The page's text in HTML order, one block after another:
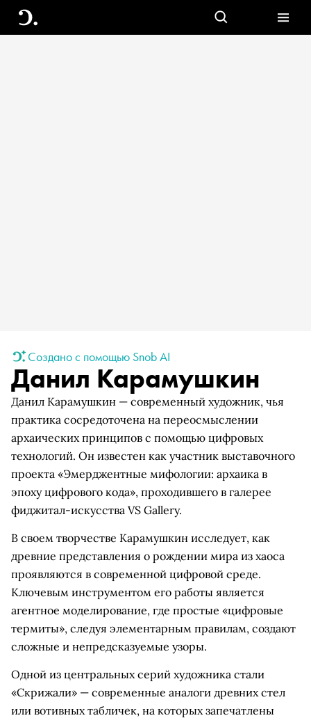
Создано с помощью Snob AI
Данил Карамушкин
Данил Карамушкин — современный художник, чья
практика сосредоточена на переосмыслении
архаических принципов с помощью цифровых
технологий. Он известен как участник выставочного
проекта «Эмерджентные мифологии: архаика в
эпоху цифрового кода», проходившего в галерее
фиджитал-искусства VS Gallery.
В своем творчестве Карамушкин исследует, как
древние представления о рождении мира из хаоса
проявляются в современной цифровой среде.
Ключевым инструментом его работы является
агентное моделирование, где простые «цифровые
термиты», следуя элементарным правилам, создают
сложные и непредсказуемые узоры.
Одной из центральных серий художника стали
«Скрижали» — современные аналоги древних стел
или вотивных табличек, на которых запечатлены